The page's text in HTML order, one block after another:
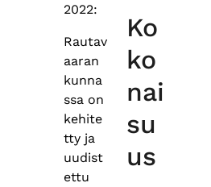
2022:
Rautav
aaran
kunna
ssa on
kehite
tty ja
uudist
ettu
Ko
ko
nai
su
us